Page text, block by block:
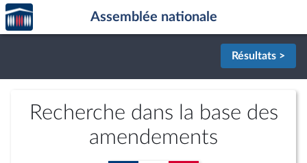
Aller au contenu
Aller en bas de la page
Accèder
à la
page
Assemblée nationale
Résultats >
Recherche dans la base des
amendements